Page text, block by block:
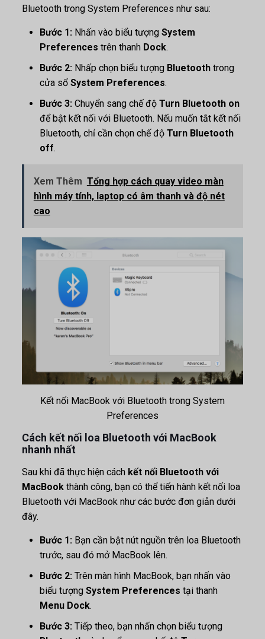
Bluetooth trong System Preferences như sau:
Bước 1: Nhấn vào biểu tượng System
Preferences trên thanh Dock.
Bước 2: Nhấp chọn biểu tượng Bluetoothtrong
cửa sổ System Preferences.
Bước 3: Chuyển sang chế độ Turn Bluetooth on
để bật kết nối với Bluetooth. Nếu muốn tắt kết nối
Bluetooth, chỉ cần chọn chế độ Turn Bluetooth
off.
Xem Thêm Tổng hợp cách quay video màn
hình máy tính, laptop có âm thanh và độ nét
cao
Kết nối MacBook với Bluetooth trong System
Preferences
Cách kết nối loa Bluetooth với MacBook
nhanh nhất
Sau khi đã thực hiện cách kết nối Bluetooth với
MacBookthành công, bạn có thể tiến hành kết nối loa
Bluetooth với MacBook như các bước đơn giản dưới
đây.
Bước 1: Bạn cần bật nút nguồn trên loa Bluetooth
trước, sau đó mở MacBook lên.
Bước 2: Trên màn hình MacBook, bạn nhấn vào
biểu tượng System Preferences tại thanh
Menu Dock.
Bước 3: Tiếp theo, bạn nhấn chọn biểu tượng